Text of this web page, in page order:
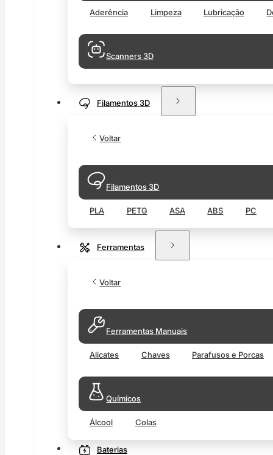
Aderência Limpeza Lubricação
Scanners 3D
Filamentos 3D
Voltar
Filamentos 3D
PLA PETG ASA ABS PC
Ferramentas
Voltar
Ferramentas Manuais
Alicates Chaves Parafusos e Porcas
Químicos
Álcool Colas
Baterias